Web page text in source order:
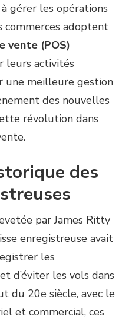
gérer les opérations
commerces adoptent
vente (POS)
leurs activités
une meilleure gestion
des nouvelles
révolution dans
des
par James Ritty
enregistreuse avait
les
d’éviter les vols dans
du 20e siècle, avec le
et commercial, ces